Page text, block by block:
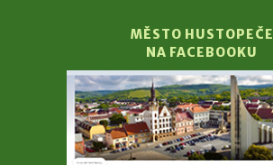
MĚSTO HUSTOPEČE
NA FACEBOOKU